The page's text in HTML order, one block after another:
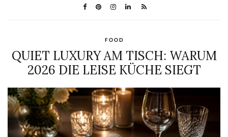
FOOD
QUIET LUXURY AM TISCH: WARUM
2026 DIE LEISE KÜCHE SIEGT